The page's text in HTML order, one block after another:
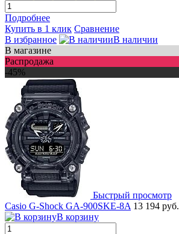
Подробнее
Купить в 1 клик Сравнение
В избранное
В наличии
В магазине
Распродажа
-45%
Быстрый просмотр
Casio G-Shock GA-900SKE-8A 13 194 руб.
В корзину